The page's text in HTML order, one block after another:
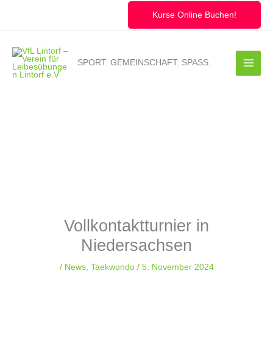
Kurse Online Buchen!
SPORT. GEMEINSCHAFT. SPASS.
Vollkontaktturnier in
Niedersachsen
/ News, Taekwondo/ 5. November 2024